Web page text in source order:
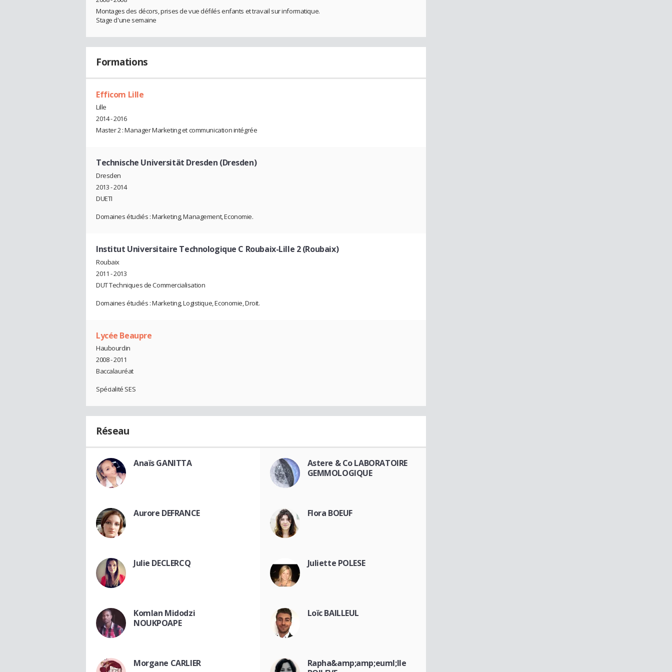
Montages des décors, prises de vue défilés enfants et travail sur informatique.
Stage d'une semaine
Formations
Efficom Lille
Lille
2014 - 2016
Master 2 : Manager Marketing et communication intégrée
Technische Universität Dresden (Dresden)
Dresden
2013 - 2014
DUETI
Domaines étudiés : Marketing, Management, Economie.
Institut Universitaire Technologique C Roubaix-Lille 2 (Roubaix)
Roubaix
2011 - 2013
DUT Techniques de Commercialisation
Domaines étudiés : Marketing, Logistique, Economie, Droit.
Lycée Beaupre
Haubourdin
2008 - 2011
Baccalauréat
Spécialité SES
Réseau
Anaïs GANITTA
Astere & Co LABORATOIRE
GEMMOLOGIQUE
Aurore DEFRANCE Flora BOEUF
Julie DECLERCQ Juliette POLESE
Komlan Midodzi
NOUKPOAPE
Loïc BAILLEUL
Morgane CARLIER
Rapha&amp;amp;euml;lle